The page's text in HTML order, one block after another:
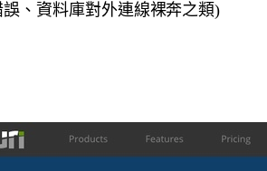
、資料庫對外連線裸奔之類)